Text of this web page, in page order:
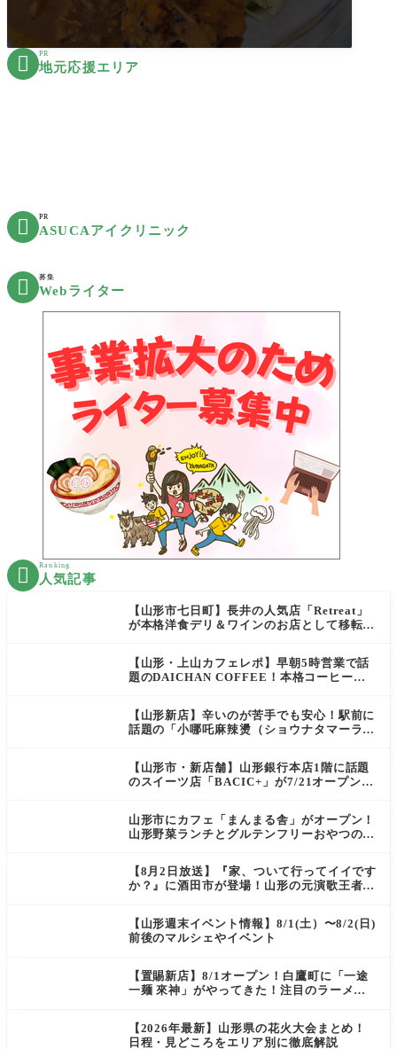
 PR
地元応援エリア
 PR
ASUCAアイクリニック
 募集
Webライター
 Ranking
人気記事
【山形市七日町】長井の人気店「Retreat」
が本格洋食デリ＆ワインのお店として移転オ
【山形・上山カフェレポ】早朝5時営業で話
題のDAICHAN COFFEE！本格コーヒーを
【山形新店】辛いのが苦手でも安心！駅前に
話題の「小哪吒麻辣燙（ショウナタマーラー
【山形市・新店舗】山形銀行本店1階に話題
のスイーツ店「BACIC+」が7/21オープン！
山形市にカフェ「まんまる舎」がオープン！
山形野菜ランチとグルテンフリーおやつの新
【8月2日放送】『家、ついて行ってイイです
か？』に酒田市が登場！山形の元演歌王者
【山形週末イベント情報】8/1(土）〜8/2(日)
前後のマルシェやイベント
【置賜新店】8/1オープン！白鷹町に「一途
一麺 來神」がやってきた！注目のラーメン
【2026年最新】山形県の花火大会まとめ！
日程・見どころをエリア別に徹底解説